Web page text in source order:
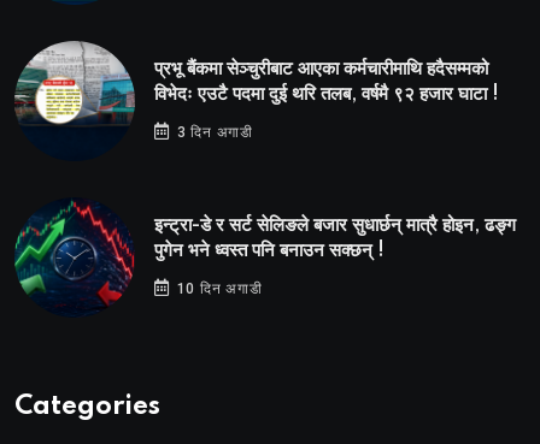
प्रभू बैंकमा सेञ्चुरीबाट आएका कर्मचारीमाथि हदैसम्मको
विभेदः एउटै पदमा दुई थरि तलब, वर्षमै ९२ हजार घाटा !
3 दिन अगाडी
इन्ट्रा-डे र सर्ट सेलिङले बजार सुधार्छन् मात्रै होइन, ढङ्ग
पुगेन भने ध्वस्त पनि बनाउन सक्छन् !
10 दिन अगाडी
Categories